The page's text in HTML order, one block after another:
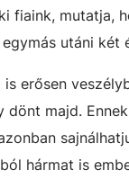
fiaink, mutatja,
utáni két
erősen
majd.
hármat is